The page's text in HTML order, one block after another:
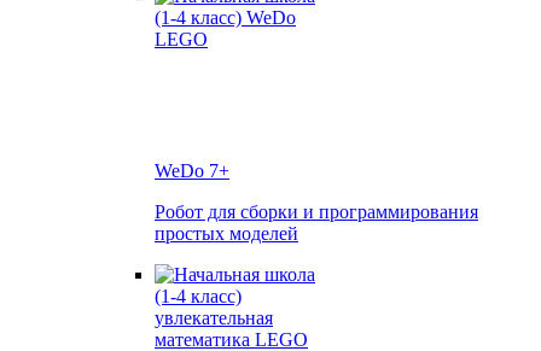
WeDo 7+
Робот для сборки и программирования
простых моделей